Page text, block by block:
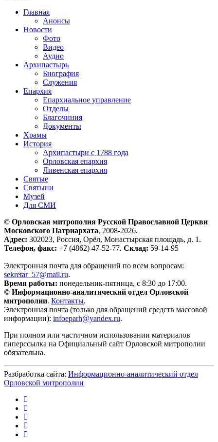
Главная
Анонсы
Новости
Фото
Видео
Аудио
Архипастырь
Биография
Служения
Епархия
Епархиальное управление
Отделы
Благочиния
Документы
Храмы
История
Архипастыри с 1788 года
Орловская епархия
Ливенская епархия
Святые
Святыни
Музей
Для СМИ
© Орловская митрополия Русской Православной Церкви
Московского Патриархата, 2008-2026.
Адрес: 302023, Россия, Орёл, Монастырская площадь, д. 1.
Телефон, факс: +7 (4862) 47-52-77. Склад: 59-14-95
Электронная почта для обращений по всем вопросам:
sekretar_57@mail.ru.
Время работы: понедельник-пятница, с 8:30 до 17:00.
© Информационно-аналитический отдел Орловской
митрополии. Контакты.
Электронная почта (только для обращений средств массовой
информации): infoeparh@yandex.ru.
При полном или частичном использовании материалов
гиперссылка на Официальный сайт Орловской митрополии
обязательна.
Разбработка сайта: Информационно-аналитический отдел
Орловской митрополии